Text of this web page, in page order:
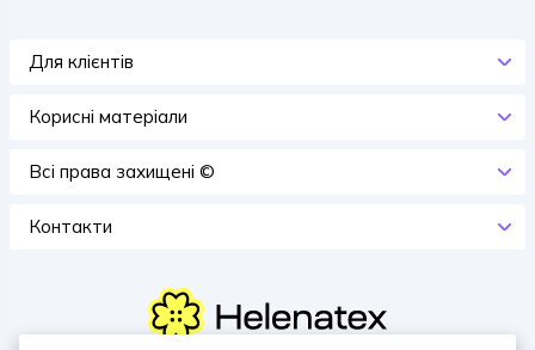
Для клієнтів
Корисні матеріали
Всi права захищенi ©
Контакти